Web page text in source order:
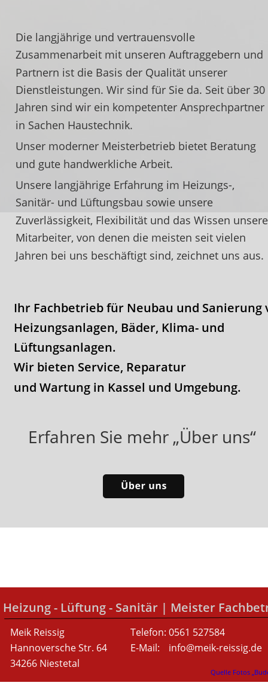
Die langjährige und vertrauensvolle
Zusammenarbeit mit unseren Auftraggebern und
Partnern ist die Basis der Qualität unserer
Dienstleistungen. Wir sind für Sie da. Seit über 30
Jahren sind wir ein kompetenter Ansprechpartner
in Sachen Haustechnik.
Unser moderner Meisterbetrieb bietet Beratung
und gute handwerkliche Arbeit.
Unsere langjährige Erfahrung im Heizungs-,
Sanitär- und Lüftungsbau sowie unsere
Zuverlässigkeit, Flexibilität und das Wissen
Mitarbeiter, von denen die meisten seit vielen
Jahren bei uns beschäftigt sind, zeichnet uns aus.
Meik Reissig
Hannoversche Str. 64
34266 Niestetal
Telefon: 0561 527584
E-Mail:
info@meik-reissig.de
Heizung - Lüftung - Sanitär | Meister
Erfahren Sie mehr „Über uns“
Ihr Fachbetrieb für Neubau und Sanierung
Heizungsanlagen, Bäder, Klima- und
Lüftungsanlagen.
Wir bieten Service, Reparatur
und Wartung in Kassel und Umgebung.
Quelle Fotos